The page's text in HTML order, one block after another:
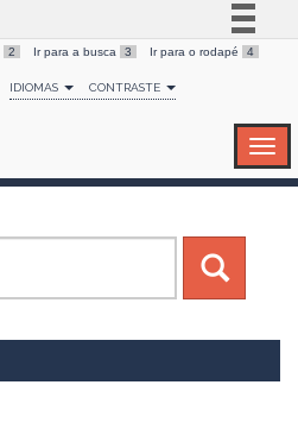
Simplifique!
Comunica BR
Canais
2 Ir para a busca 3 Ir para o rodapé 4
IDIOMAS CONTRASTE